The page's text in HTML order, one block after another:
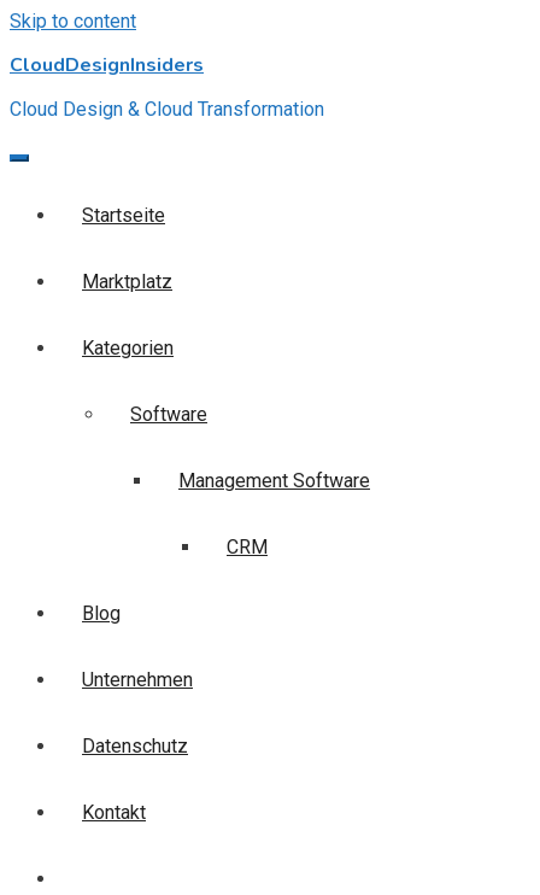
Skip to content
CloudDesignInsiders
Cloud Design & Cloud Transformation
Startseite
Marktplatz
Kategorien
Software
Management Software
CRM
Blog
Unternehmen
Datenschutz
Kontakt